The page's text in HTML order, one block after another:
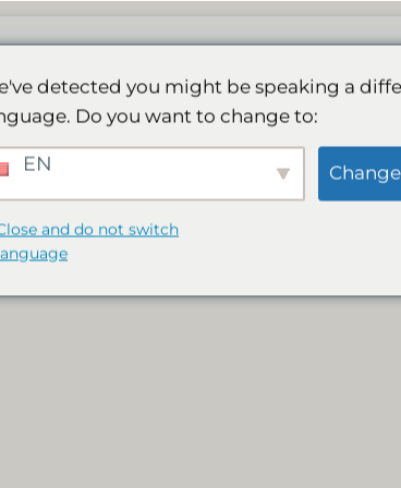
detected you might be speaking a
Do you want to change to:
EN
and do not switch